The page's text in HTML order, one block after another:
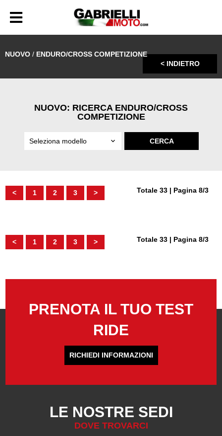
NUOVO / ENDURO/CROSS COMPETIZIONE
< INDIETRO
NUOVO: RICERCA ENDURO/CROSS
COMPETIZIONE
Totale 33 | Pagina 8/3
< 1 2 3 >
Totale 33 | Pagina 8/3
< 1 2 3 >
PRENOTA IL TUO TEST
RIDE
RICHIEDI INFORMAZIONI
LE NOSTRE SEDI
DOVE TROVARCI